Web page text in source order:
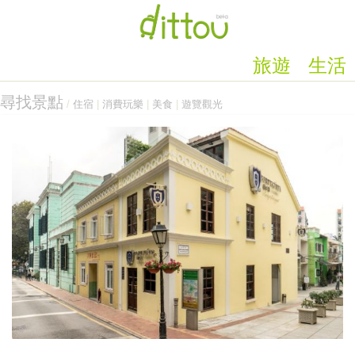
生活
旅遊
尋找景點 / 住宿 消費玩樂 美食 遊覽觀光